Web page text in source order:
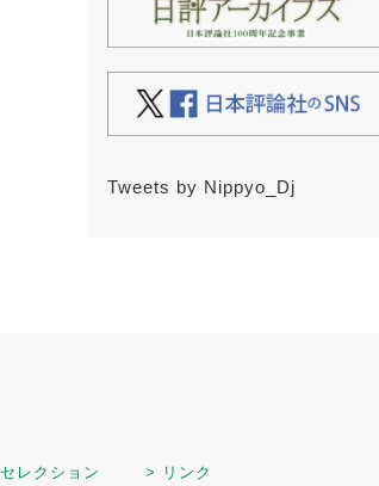
Tweets by Nippyo_Dj
レクション > リンク